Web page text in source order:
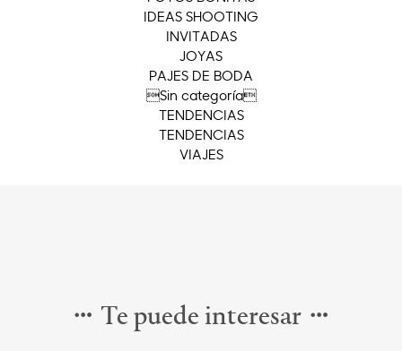
IDEAS SHOOTING
INVITADAS
JOYAS
PAJES DE BODA
Sin categoría
TENDENCIAS
TENDENCIAS
VIAJES
Te puede interesar